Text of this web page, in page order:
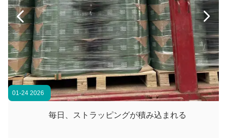
PETバンド13-19mmとPPストラップ10-16mmのためのポータブルストラッピングツール
手持ちの小型自動溶接関節 バッテリー リチウムイオン 14.4V 再充電可能なプラスチックストラッピングツール
特殊な高張力6000N パネウマティックプラスチックストラップツール 32mmポリエステルストラップのための重用アプリケーション
01-24 2026
毎日、ストラッピングが積み込まれる
 